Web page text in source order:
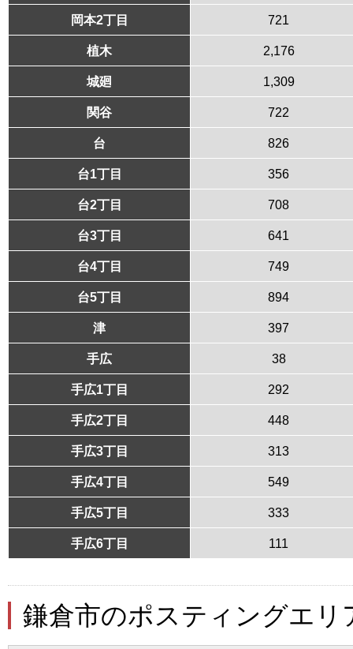
岡本2丁目 721
植木 2,176
城廻 1,309
関谷 722
台 826
台1丁目 356
台2丁目 708
台3丁目 641
台4丁目 749
台5丁目 894
津 397
手広 38
手広1丁目 292
手広2丁目 448
手広3丁目 313
手広4丁目 549
手広5丁目 333
手広6丁目 111
鎌倉市のポスティングエリ